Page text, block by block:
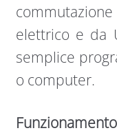
elettrico e da
semplice
o computer.